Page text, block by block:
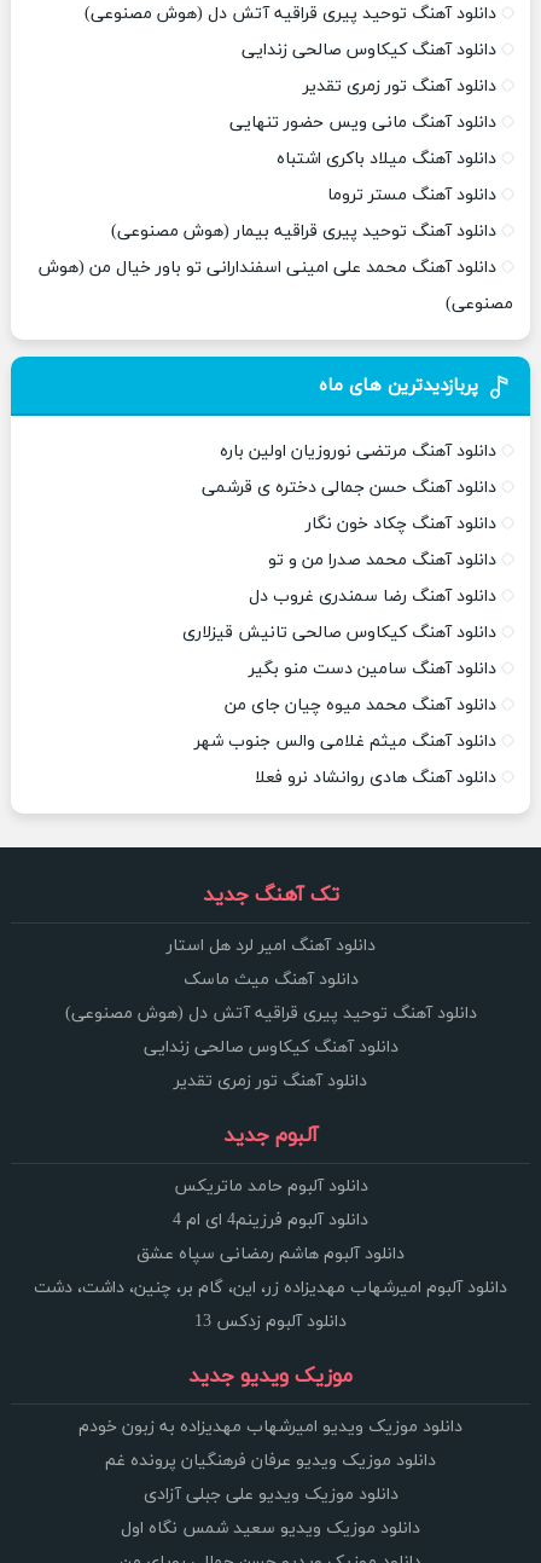
دانلود آهنگ توحید پیری قراقیه آتش دل (هوش مصنوعی)
دانلود آهنگ کیکاوس صالحی زندایی
دانلود آهنگ تور زمری تقدیر
دانلود آهنگ مانی ویس حضور تنهایی
دانلود آهنگ میلاد باکری اشتباه
دانلود آهنگ مستر تروما
دانلود آهنگ توحید پیری قراقیه بیمار (هوش مصنوعی)
دانلود آهنگ محمد علی امینی اسفندارانی تو باور خیال من (هوش
مصنوعی)
پربازدیدترین های ماه
دانلود آهنگ مرتضی نوروزیان اولین باره
دانلود آهنگ حسن جمالی دختره ی قرشمی
دانلود آهنگ چکاد خون نگار
دانلود آهنگ محمد صدرا من و تو
دانلود آهنگ رضا سمندری غروب دل
دانلود آهنگ کیکاوس صالحی تانیش قیزلاری
دانلود آهنگ سامین دست منو بگیر
دانلود آهنگ محمد میوه چیان جای من
دانلود آهنگ میثم غلامی والس جنوب شهر
دانلود آهنگ هادی روانشاد نرو فعلا
تک آهنگ جدید
دانلود آهنگ امیر لرد هل استار
دانلود آهنگ میث ماسک
دانلود آهنگ توحید پیری قراقیه آتش دل (هوش مصنوعی)
دانلود آهنگ کیکاوس صالحی زندایی
دانلود آهنگ تور زمری تقدیر
آلبوم جدید
دانلود آلبوم حامد ماتریکس
دانلود آلبوم فرزینم4 ای ام 4
دانلود آلبوم هاشم رمضانی سپاه عشق
دانلود آلبوم امیرشهاب مهدیزاده زر، این، گام بر، چنین، داشت، دشت
دانلود آلبوم زدکس 13
موزیک ویدیو جدید
دانلود موزیک ویدیو امیرشهاب مهدیزاده به زبون خودم
دانلود موزیک ویدیو عرفان فرهنگیان پرونده غم
دانلود موزیک ویدیو علی جبلی آزادی
دانلود موزیک ویدیو سعید شمس نگاه اول